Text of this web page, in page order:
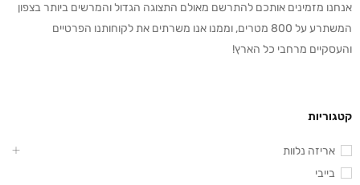
אנחנו מזמינים אותכם להתרשם מאולם התצוגה הגדול והמרשים ביותר בצפון
המשתרע על 800 מטרים, וממנו אנו משרתים את לקוחותנו הפרטיים
והעסקיים מרחבי כל הארץ!
קטגוריות
אריזה נלוות
בייבי